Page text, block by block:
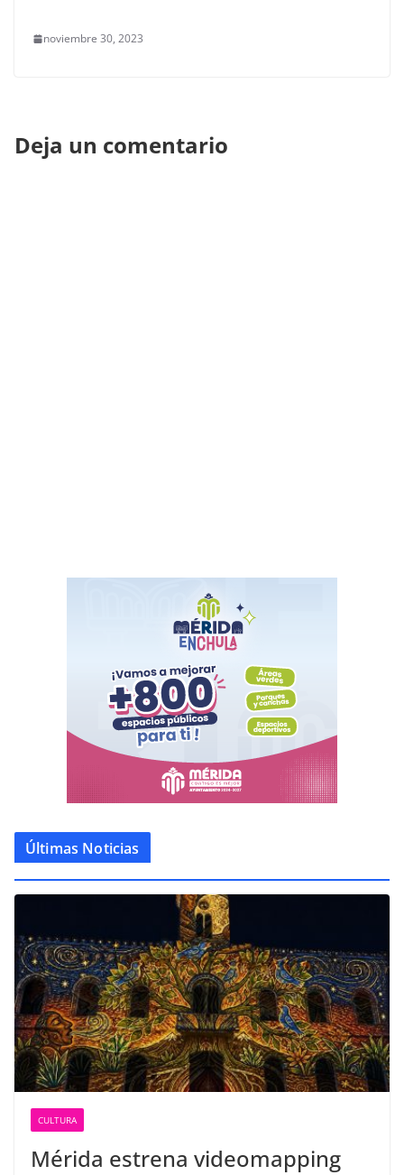
noviembre 30, 2023
Deja un comentario
Últimas Noticias
CULTURA
Mérida estrena videomapping